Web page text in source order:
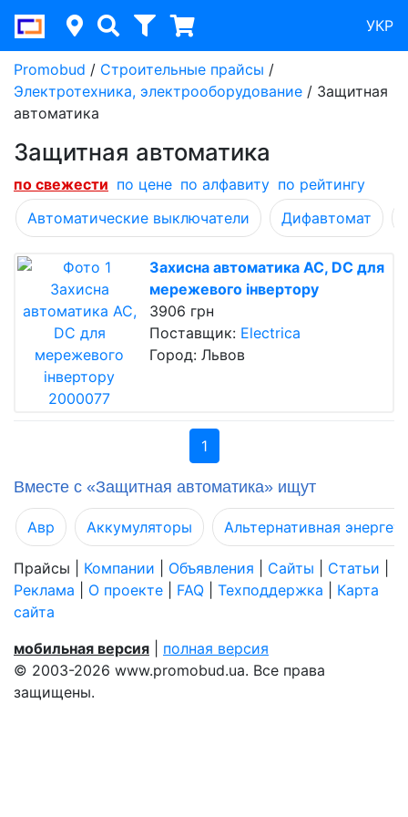
УКР
Promobud / Строительные прайсы /
Электротехника, электрооборудование / Защитная
автоматика
Защитная автоматика
по cвежести по цене по алфавиту по рейтингу
Автоматические выключатели
Дифавтомат
Захисна автоматика АС, DC для
мережевого інвертору
3906 грн
Поставщик: Electrica
Город: Львов
1
Вместе с «Защитная автоматика» ищут
Авр Аккумуляторы Альтернативная
Прайсы Компании Объявления Сайты Статьи
Реклама
О проекте FAQ Техподдержка
Карта
сайта
мобильная версия
полная версия
© 2003-2026 www.promobud.ua. Все права
защищены.